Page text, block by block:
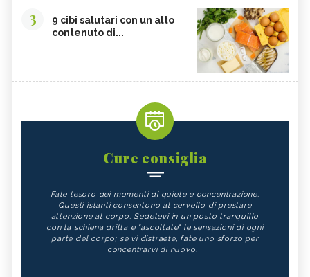
3
9 cibi salutari con un alto
contenuto di...
Cure consiglia
Fate tesoro dei momenti di quiete e concentrazione.
Questi istanti consentono al cervello di prestare
attenzione al corpo. Sedetevi in un posto tranquillo
con la schiena dritta e "ascoltate" le sensazioni di ogni
parte del corpo; se vi distraete, fate uno sforzo per
concentrarvi di nuovo.